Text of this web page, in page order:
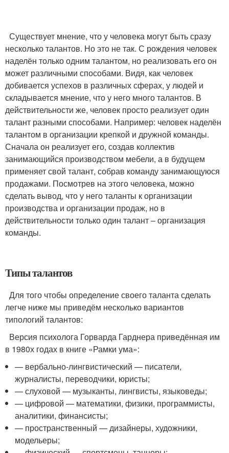
Существует мнение, что у человека могут быть сразу
несколько талантов. Но это не так. С рождения человек
наделён только одним талантом, но реализовать его он
может различными способами. Видя, как человек
добивается успехов в различных сферах, у людей и
складывается мнение, что у него много талантов. В
действительности же, человек просто реализует один
талант разными способами. Например: человек наделён
талантом в организации крепкой и дружной команды.
Сначала он реализует его, создав коллектив
занимающийся производством мебели, а в будущем
применяет свой талант, собрав команду занимающуюся
продажами. Посмотрев на этого человека, можно
сделать вывод, что у него таланты к организации
производства и организации продаж, но в
действительности только один талант – организация
команды.
Типы талантов
Для того чтобы определение своего таланта сделать
легче ниже мы приведём несколько вариантов
типологий талантов:
Версия психолога Горварда Гарднера приведённая им
в 1980х годах в книге «Рамки ума»:
— вербально-лингвистический — писатели,
журналисты, переводчики, юристы;
— слуховой — музыканты, лингвисты, языковеды;
— цифровой — математики, физики, программисты,
аналитики, финансисты;
— пространственный — дизайнеры, художники,
модельеры;